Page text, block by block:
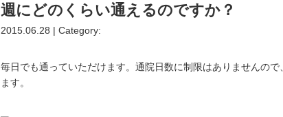
週にどのくらい通えるのですか？
2015.06.28 | Category:
毎日でも通っていただけます。通院日数に制限はありませんの
ます。